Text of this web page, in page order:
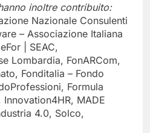
inoltre contribuito:
Nazionale Consulenti
– Associazione Italiana
| SEAC,
Lombardia, FonARCom,
Fonditalia – Fondo
Formula
MADE
4.0, Solco,